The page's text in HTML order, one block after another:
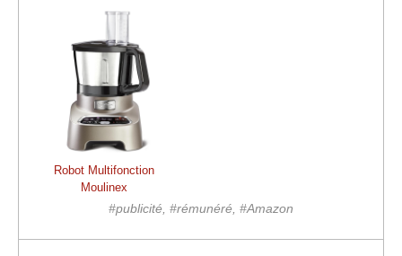
Robot Multifonction
Moulinex
#publicité, #rémunéré, #Amazon